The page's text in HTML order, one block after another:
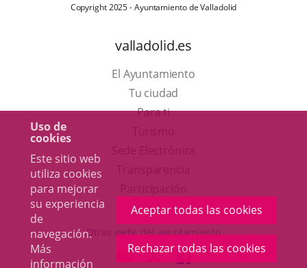
Uso de
cookies
Este sitio web
utiliza cookies
para mejorar
su experiencia
de
navegación.
Más
información
Aceptar todas las cookies
Rechazar todas las cookies
Copyright 2025 - Ayuntamiento de Valladolid
valladolid.es
El Ayuntamiento
Tu ciudad
Para ti
en
una
ventana
nueva.
aplicación
externa.
Otras webs del ayuntamiento
ENLACEENLACEENLACE